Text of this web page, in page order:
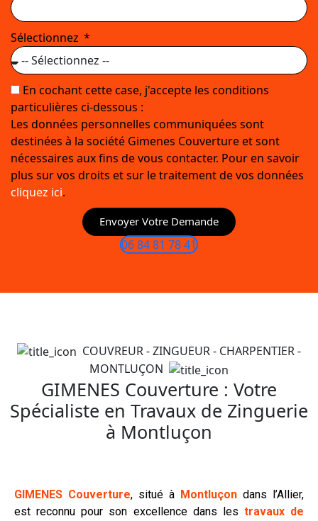
Sélectionnez
En cochant cette case, j'accepte les conditions
particulières ci-dessous :
Les données personnelles communiquées sont
destinées à la société Gimenes Couverture et sont
nécessaires aux fins de vous contacter. Pour en savoir
plus sur vos droits et sur le traitement de vos données
cliquez ici.
Envoyer Votre Demande
06 84 81 78 41
COUVREUR - ZINGUEUR - CHARPENTIER -
MONTLUÇON
GIMENES Couverture : Votre
Spécialiste en Travaux de Zinguerie
à Montluçon
GIMENES Couverture, situé à Montluçon dans l’Allier,
est reconnu pour son excellence dans les travaux de